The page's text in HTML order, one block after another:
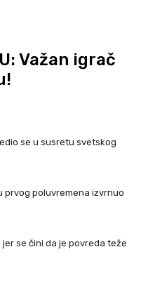
Važan igrač
se u susretu svetskog
prvog poluvremena izvrnuo
se čini da je povreda teže